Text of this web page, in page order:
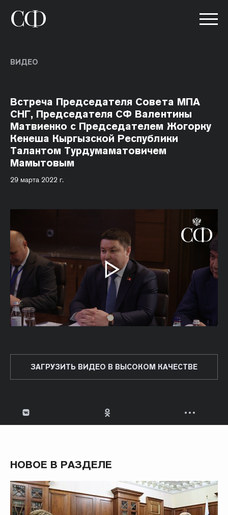
ВИДЕО
Встреча Председателя Совета МПА
СНГ, Председателя СФ Валентины
Матвиенко с Председателем Жогорку
Кенеша Кыргызской Республики
Талантом Турдумаматовичем
Мамытовым
29 марта 2022 г.
ЗАГРУЗИТЬ ВИДЕО В ВЫСОКОМ КАЧЕСТВЕ
НОВОЕ В РАЗДЕЛЕ